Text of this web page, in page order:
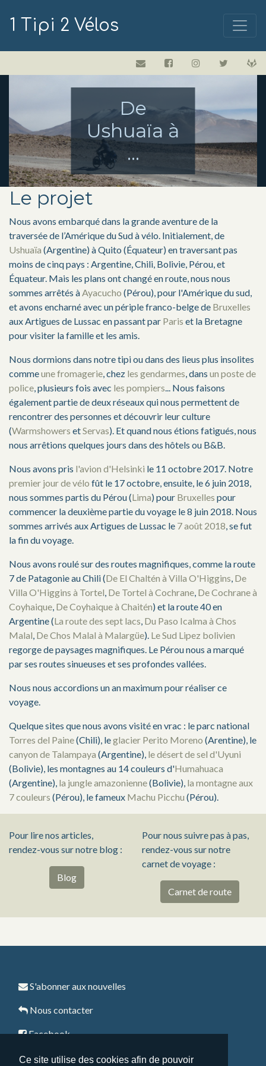
Ce site utilise des cookies afin de pouvoir
1 Tipi 2 Vélos
De
Ushuaïa à
...
Le projet
Nous avons embarqué dans la grande aventure de la
traversée de l’Amérique du Sud à vélo. Initialement, de
Ushuaïa (Argentine) à Quito (Équateur) en traversant pas
moins de cinq pays : Argentine, Chili, Bolivie, Pérou, et
Équateur. Mais les plans ont changé en route, nous nous
sommes arrêtés à Ayacucho (Pérou), pour l'Amérique du sud,
et avons encharné avec un périple franco-belge de Bruxelles
aux Artigues de Lussac en passant par Paris et la Bretagne
pour visiter la famille et les amis.
Nous dormions dans notre tipi ou dans des lieus plus insolites
commeune fromagerie , chez les gendarmes , dans un poste de
police , plusieurs fois avec les pompiers ... Nous faisons
également partie de deux réseaux qui nous permettent de
rencontrer des personnes et découvrir leur culture
(Warmshowers etServas). Et quand nous étions fatigués, nous
nous arrêtions quelques jours dans des hôtels ou B&B.
Nous avons pris l'avion d'Helsinki le 11 octobre 2017. Notre
premier jour de vélo fût le 17 octobre, ensuite, le 6 juin 2018,
nous sommes partis du Pérou (Lima) pour Bruxelles pour
commencer la deuxième partie du voyage le 8 juin 2018. Nous
sommes arrivés aux Artigues de Lussac le 7 août 2018 , se fut
la fin du voyage.
Nous avons roulé sur des routes magnifiques, comme la route
7 de Patagonie au Chili (De El Chaltén à Villa O'Higgins De
Villa O'Higgins à Tortel De Tortel à Cochrane De Cochrane à
Coyhaique De Coyhaique à Chaitén) et la route 40 en
Argentine (La route des sept lacs Du Paso Icalma à Chos
Malal De Chos Malal à Malargüe). Le Sud Lipez bolivien
regorge de paysages magnifiques. Le Pérou nous a marqué
par ses routes sinueuses et ses profondes vallées.
Nous nous accordions un an maximum pour réaliser ce
voyage.
Quelque sites que nous avons visité en vrac : le parc national
Torres del Paine(Chili), leglacier Perito Moreno (Arentine), le
canyon de Talampaya (Argentine), le désert de sel d'Uyuni
(Bolivie), les montagnes au 14 couleurs d'Humahuaca
(Argentine), la jungle amazonienne(Bolivie), la montagne aux
7 couleurs (Pérou), le fameux Machu Picchu (Pérou).
Pour lire nos articles,
rendez-vous sur notre blog :
Blog
Pour nous suivre pas à pas,
rendez-vous sur notre
carnet de voyage :
Carnet de route
S'abonner aux nouvelles
Nous contacter
Facebook
Instagram